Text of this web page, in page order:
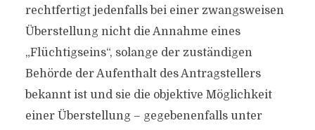
rechtfertigt jedenfalls bei einer zwangsweisen
Überstellung nicht die Annahme eines
„Flüchtigseins“, solange der zuständigen
Behörde der Aufenthalt des Antragstellers
bekannt ist und sie die objektive Möglichkeit
einer Überstellung – gegebenenfalls unter